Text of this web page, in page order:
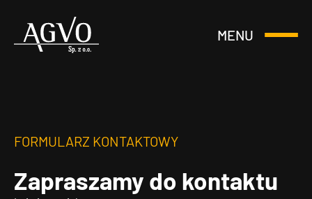
Header
MENU
Otwórz
FORMULARZ KONTAKTOWY
Zapraszamy do kontaktu